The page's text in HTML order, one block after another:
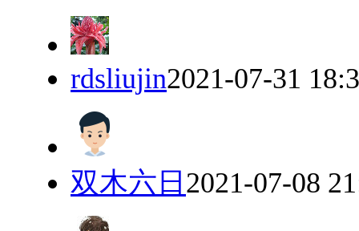
rdsliujin2021-07-31
双木六日 2021-07-08